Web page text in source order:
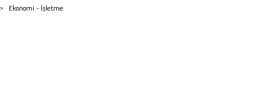
Ekonomi - İşletme